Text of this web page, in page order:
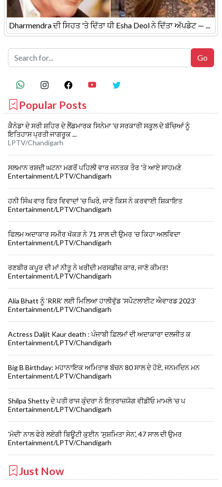
Dharmendra ਦੀ ਸਿਹਤ 'ਤੇ ਦਿੱਤਾ ਧੀ Esha Deol ਨੇ ਦਿੱਤਾ ਅੱਪਡੇਟ — ...
Popular Posts
ਕੈਨੇਡਾ ਦੇ ਸਰੀ ਸ਼ਹਿਰ ਦੇ ਲੈਂਡਮਾਰਕ ਸਿਨੇਮਾ 'ਚ ਸਰਕਾਰੀ ਸਕੂਲ ਦੇ ਬੱਚਿਆਂ ਨੂੰ
ਇਤਿਹਾਸ ਪ੍ਰਤੀ ਜਾਗਰੂਕ ...
LPTV/Chandigarh
ਸਲਮਾਨ ਰਸ਼ਦੀ ਘਟਨਾ ਮਗਰੋਂ ਪਹਿਲੀ ਵਾਰ ਜਨਤਕ ਤੌਰ 'ਤੇ ਆਏ ਸਾਹਮਣੇ
Entertainment/LPTV/Chandigarh
ਹਨੀ ਸਿੰਘ ਵਾਰ ਫਿਰ ਵਿਵਾਦਾਂ 'ਚ ਘਿਰੇ, ਜਾਣੋ ਕਿਸ ਨੇ ਕਰਵਾਈ ਸ਼ਿਕਾਇਤ
Entertainment/LPTV/Chandigarh
ਫਿਲਮ ਅਦਾਕਾਰ ਸਮੀਰ ਖੱਕੜ ਨੇ 71 ਸਾਲ ਦੀ ਉਮਰ 'ਚ ਕਿਹਾ ਅਲਵਿਦਾ
Entertainment/LPTV/Chandigarh
ਰਣਬੀਰ ਕਪੂਰ ਦੀ ਮਾਂ ਨੀਤੂ ਨੇ ਖਰੀਦੀ ਮਰਸਡੀਜ਼ ਕਾਰ, ਜਾਣੋ ਕੀਮਤ!
Entertainment/LPTV/Chandigarh
Alia Bhatt ਨੂੰ 'RRR' ਲਈ ਮਿਲਿਆ ਹਾਲੀਵੁੱਡ 'ਸਪੌਟਲਾਈਟ ਐਵਾਰਡ 2023'
Entertainment/LPTV/Chandigarh
Actress Daljit Kaur death : ਪੰਜਾਬੀ ਫ਼ਿਲਮਾਂ ਦੀ ਅਦਾਕਾਰਾ ਦਲਜੀਤ ਕ
Entertainment/LPTV/Chandigarh
Big B Birthday: ਮਹਾਨਾਇਕ ਅਮਿਤਾਭ ਬੱਚਨ 80 ਸਾਲ ਦੇ ਹੋਏ, ਜਨਮਦਿਨ ਮਨ
Entertainment/LPTV/Chandigarh
Shilpa Shetty ਦੇ ਪਤੀ ਰਾਜ ਕੁੰਦਰਾ ਨੇ ਇਤਰਾਜ਼ਯੋਗ ਵੀਡੀਓ ਮਾਮਲੇ 'ਚ ਪ
Entertainment/LPTV/Chandigarh
'ਮੋਦੀ' ਨਾਲ ਫੇਰੇ ਲਏਗੀ ਬਿਊਟੀ ਕੁਈਨ 'ਸੁਸ਼ਮਿਤਾ ਸੇਨ', 47 ਸਾਲ ਦੀ ਉਮਰ
Entertainment/LPTV/Chandigarh
Just Now